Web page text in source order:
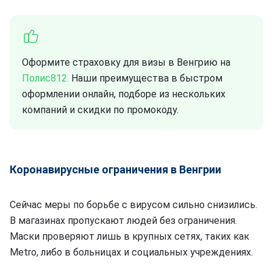
Оформите страховку для визы в Венгрию на
Полис812. Наши преимущества в быстром
оформлении онлайн, подборе из нескольких
компаний и скидки по промокоду.
Коронавирусные ограничения в Венгрии
Сейчас меры по борьбе с вирусом сильно снизились.
В магазинах пропускают людей без ограничения.
Маски проверяют лишь в крупных сетях, таких как
Metro, либо в больницах и социальных учреждениях.